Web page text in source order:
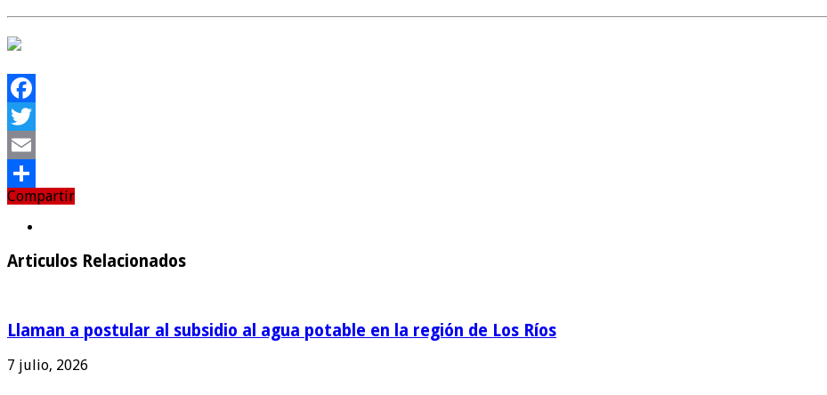
Facebook
Twitter
Email
Compartir
Compartir
Articulos Relacionados
Llaman a postular al subsidio al agua potable en la región de Los Ríos
7 julio, 2026